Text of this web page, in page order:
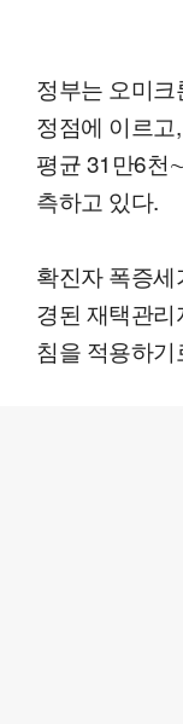
정부는 오미
정점에 이르고
평균 31만6천
측하고 있다.
확진자 폭증
경된 재택관
침을 적용하기